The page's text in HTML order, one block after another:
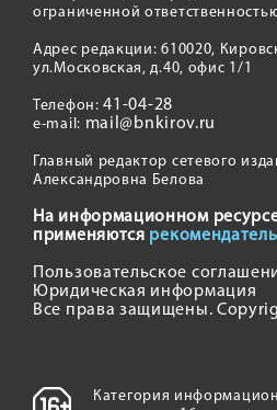
ограниченной
Адрес редакции: 610020,
ул.Московская, д.40, офис 1/1
Телефон:41-04-28
e-mail: mail@bnkirov.ru
Главный редактор сетевого
Александровна Белова
На информационном
применяются
Пользовательское
Юридическая информация
Все права защищены.
Категория